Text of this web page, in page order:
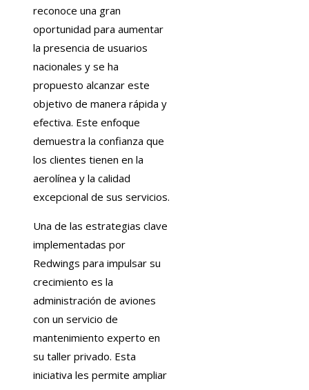
reconoce una gran
oportunidad para aumentar
la presencia de usuarios
nacionales y se ha
propuesto alcanzar este
objetivo de manera rápida y
efectiva. Este enfoque
demuestra la confianza que
los clientes tienen en la
aerolínea y la calidad
excepcional de sus servicios.
Una de las estrategias clave
implementadas por
Redwings para impulsar su
crecimiento es la
administración de aviones
con un servicio de
mantenimiento experto en
su taller privado. Esta
iniciativa les permite ampliar